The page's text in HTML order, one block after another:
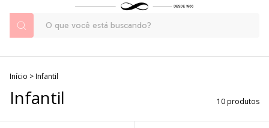
Início >Infantil
Infantil 10 produtos